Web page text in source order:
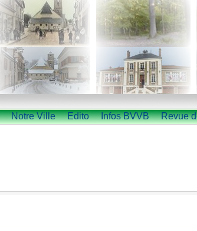
Notre Ville Edito Infos BVVB Revue